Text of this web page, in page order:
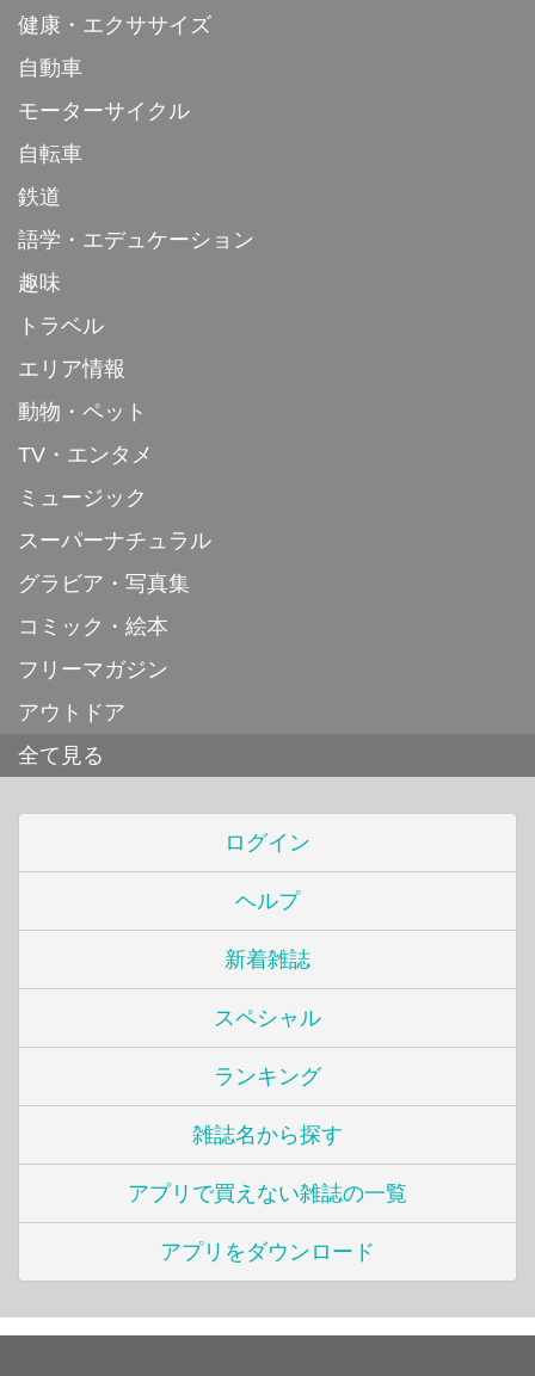
健康・エクササイズ
自動車
モーターサイクル
自転車
鉄道
語学・エデュケーション
趣味
トラベル
エリア情報
動物・ペット
TV・エンタメ
ミュージック
スーパーナチュラル
グラビア・写真集
コミック・絵本
フリーマガジン
アウトドア
全て見る
ログイン
ヘルプ
新着雑誌
スペシャル
ランキング
雑誌名から探す
アプリで買えない雑誌の一覧
アプリをダウンロード